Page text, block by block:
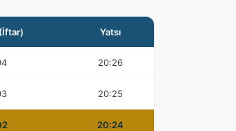
Yatsı
20:26
20:25
20:24